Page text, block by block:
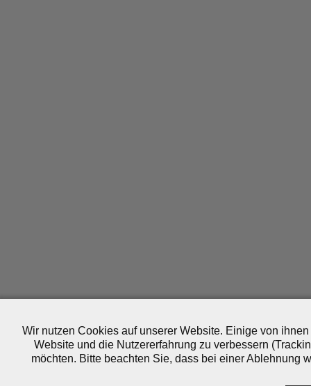
Wir nutzen Cookies auf unserer Website. Einige von
Website und die Nutzererfahrung zu verbessern
möchten. Bitte beachten Sie, dass bei einer Ablehnung